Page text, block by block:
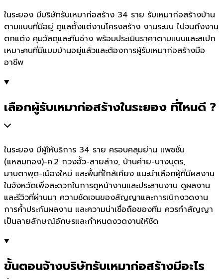
ในระยอง มีบริษัทรับเหมาก่อสร้าง 34 ราย รับเหมาก่อสร้างบ้าน
ตามแบบที่มีอยู่ ดูแลตั้งแต่งานโครงสร้าง งานระบบ ไปจนถึงงาน
ตกแต่ง คุมวัสดุและทีมช่าง พร้อมประเมินราคาตามแบบและสเปก
เหมาะคนที่มีแบบบ้านอยู่แล้วและต้องการผู้รับเหมาก่อสร้างมือ
อาชีพ
เลือกผู้รับเหมาก่อสร้างในระยอง ที่ไหนดี ?
ในระยอง มีผู้ให้บริการ 34 ราย ครอบคลุมย่าน แพชชั่น
(แหลมทอง)-ค.2 กวงฮั้ว-สายล่าง, บ้านค่าย-บางบุตร,
มาบตาพุด-เมืองใหม่ และพื้นที่ใกล้เคียง แนะนำเลือกผู้ที่มีผลงาน
ในจังหวัดเพื่อสะดวกในการดูหน้างานและประสานงาน ดูผลงาน
และรีวิวที่ผ่านมา ความชัดเจนของสัญญาและการเบิกงวดงาน
การค้ำประกันผลงาน และความน่าเชื่อถือของทีม ควรทำสัญญา
เป็นลายลักษณ์อักษรและกำหนดงวดงานให้ชัด
ขั้นตอนจ้างบริษัทรับเหมาก่อสร้างมีอะไร